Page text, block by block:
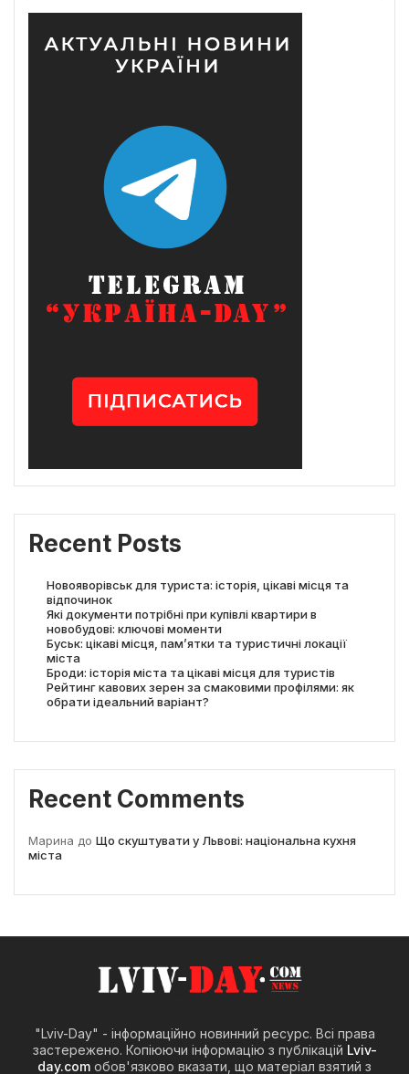
Recent Posts
Новояворівськ для туриста: історія, цікаві місця та
відпочинок
Які документи потрібні при купівлі квартири в
новобудові: ключові моменти
Буськ: цікаві місця, пам’ятки та туристичні локації
міста
Броди: історія міста та цікаві місця для туристів
Рейтинг кавових зерен за смаковими профілями: як
обрати ідеальний варіант?
Recent Comments
Марина до Що скуштувати у Львові: національна кухня
міста
"Lviv-Day" - інформаційно новинний ресурс. Всі права
застережено. Копіюючи інформацію з публікацій Lviv-
day.com обов'язково вказати, що матеріал взятий з